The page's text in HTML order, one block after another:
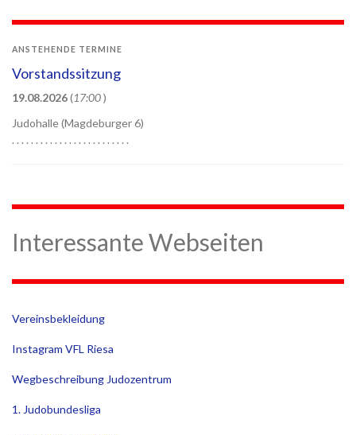
ANSTEHENDE TERMINE
Vorstandssitzung
19.08.2026(17:00)
Judohalle (Magdeburger 6)
. . . . . . . . . . . . . . . . . . . . . . . . .
Interessante Webseiten
Vereinsbekleidung
Instagram VFL Riesa
Wegbeschreibung Judozentrum
1. Judobundesliga